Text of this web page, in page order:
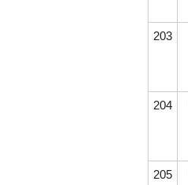
203
204
205